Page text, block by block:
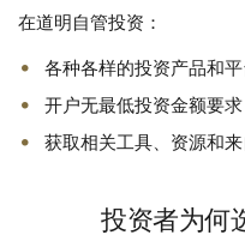
在道明自管投资：
各种各样的投资产品和
开户无最低投资金额要求
获取相关工具、资源和
投资者为何